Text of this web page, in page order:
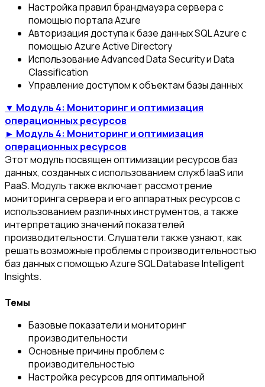
Настройка правил брандмауэра сервера с
помощью портала Azure
Авторизация доступа к базе данных SQL Azure с
помощью Azure Active Directory
Использование Advanced Data Security и Data
Classification
Управление доступом к объектам базы данных
▼ Модуль 4: Мониторинг и оптимизация
операционных ресурсов
► Модуль 4: Мониторинг и оптимизация
операционных ресурсов
Этот модуль посвящен оптимизации ресурсов баз
данных, созданных с использованием служб IaaS или
PaaS. Модуль также включает рассмотрение
мониторинга сервера и его аппаратных ресурсов с
использованием различных инструментов, а также
интерпретацию значений показателей
производительности. Слушатели также узнают, как
решать возможные проблемы с производительностью
баз данных с помощью Azure SQL Database Intelligent
Insights.
Темы
Базовые показатели и мониторинг
производительности
Основные причины проблем с
производительностью
Настройка ресурсов для оптимальной